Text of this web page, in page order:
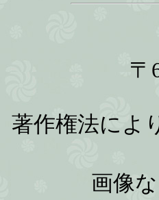
〒
著作権法によ
画像